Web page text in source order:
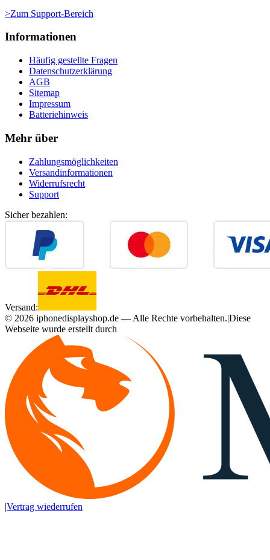
>Zum Support-Bereich
Informationen
Häufig gestellte Fragen
Datenschutzerklärung
AGB
Sitemap
Impressum
Batteriehinweis
Mehr über
Zahlungsmöglichkeiten
Versandinformationen
Widerrufsrecht
Support
Sicher bezahlen:
Versand:
© 2026 iphonedisplayshop.de — Alle Rechte vorbehalten.|Diese
Webseite wurde erstellt durch
|Vertrag wiederrufen